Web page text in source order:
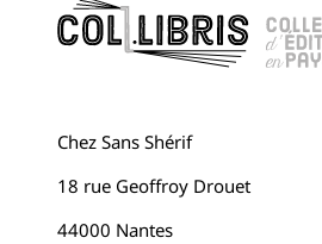
Chez Sans Shérif
18 rue Geoffroy Drouet
44000 Nantes